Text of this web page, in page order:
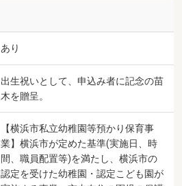
あり
出生祝いとして、申込み者に記念の苗
木を贈呈。
【横浜市私立幼稚園等預かり保育事
業】横浜市が定めた基準(実施日、時
間、職員配置等)を満たし、横浜市の
認定を受けた幼稚園・認定こども園が